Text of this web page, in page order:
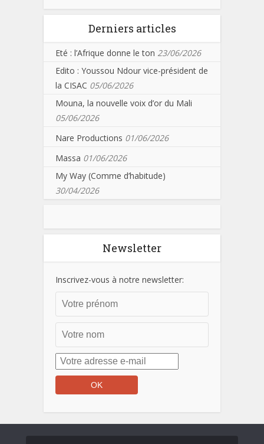
Derniers articles
Eté : l’Afrique donne le ton 23/06/2026
Edito : Youssou Ndour vice-président de
la CISAC 05/06/2026
Mouna, la nouvelle voix d’or du Mali
05/06/2026
Nare Productions 01/06/2026
Massa 01/06/2026
My Way (Comme d’habitude)
30/04/2026
Newsletter
Inscrivez-vous à notre newsletter: